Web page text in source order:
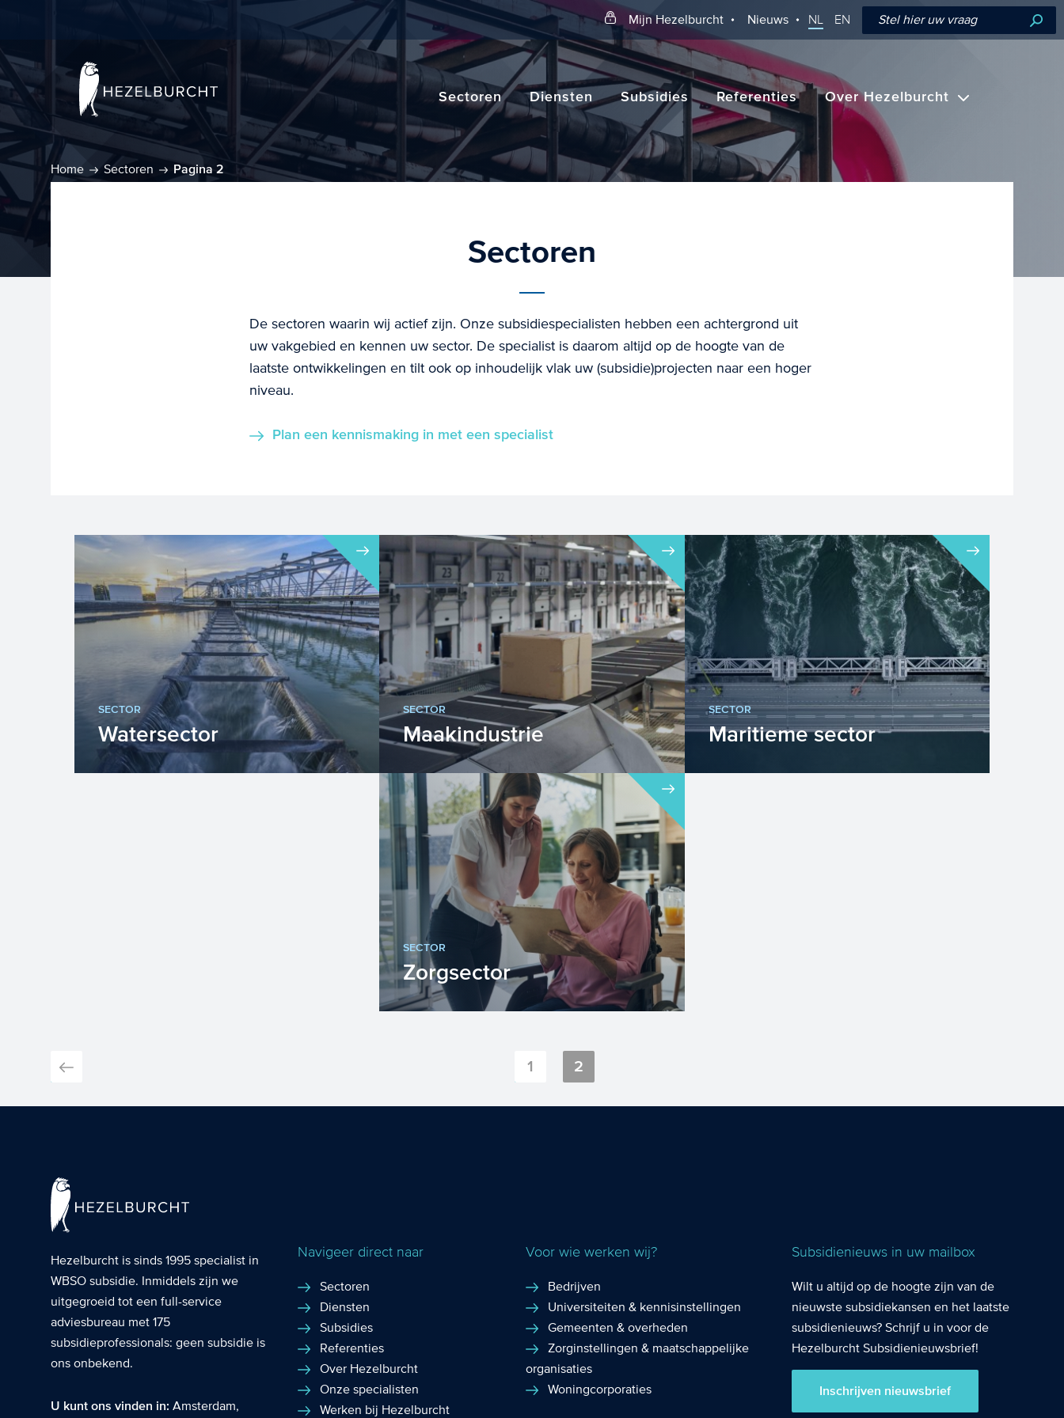
Mijn Hezelburcht Nieuws NL EN
Zoeken
Sectoren Diensten Subsidies Referenties Over Hezelburcht
Home Sectoren Pagina 2
Sectoren
De sectoren waarin wij actief zijn. Onze subsidiespecialisten hebben een achtergrond uit
uw vakgebied en kennen uw sector. De specialist is daarom altijd op de hoogte van de
laatste ontwikkelingen en tilt ook op inhoudelijk vlak uw (subsidie)projecten naar een hoger
niveau.
Plan een kennismaking in met een specialist
SECTOR
Watersector
SECTOR
Maakindustrie
De maakindustrie is dé industrie
waarbinnen nieuwe producten
worden vervaardigd uit materialen.
Het...
SECTOR
Maritieme sector
SECTOR
Zorgsector
speelt deze vraag ook binnen uw
1 2
Hezelburcht is sinds 1995 specialist in
WBSO subsidie. Inmiddels zijn we
uitgegroeid tot een full-service
adviesbureau met 175
subsidieprofessionals: geen subsidie is
ons onbekend.
U kunt ons vinden in: Amsterdam,
Navigeer direct naar
Sectoren
Diensten
Subsidies
Referenties
Over Hezelburcht
Onze specialisten
Werken bij Hezelburcht
Voor wie werken wij?
Bedrijven
Universiteiten & kennisinstellingen
Gemeenten & overheden
Zorginstellingen & maatschappelijke
organisaties
Woningcorporaties
Subsidienieuws in uw mailbox
Wilt u altijd op de hoogte zijn van de
nieuwste subsidiekansen en het laatste
subsidienieuws? Schrijf u in voor de
Hezelburcht Subsidienieuwsbrief!
Inschrijven nieuwsbrief